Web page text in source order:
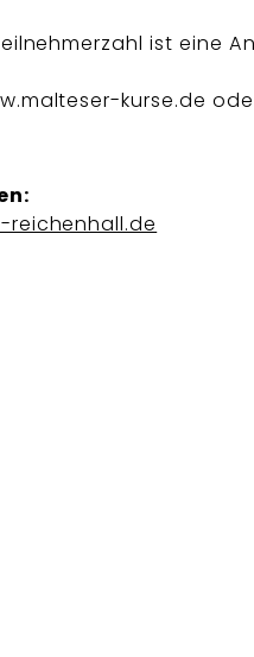
ist eine
kurse.de